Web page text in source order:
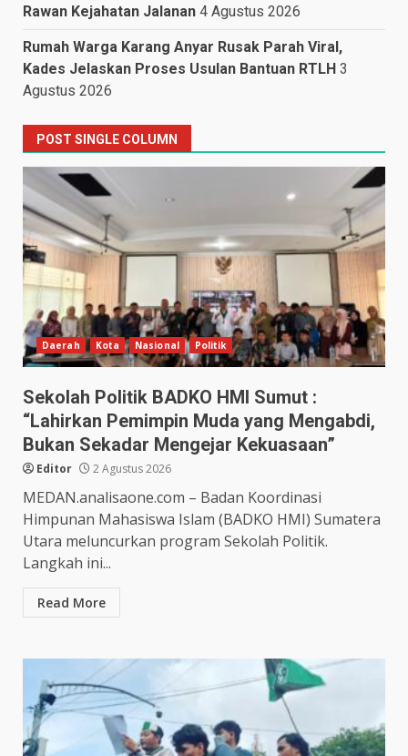
Rawan Kejahatan Jalanan 4 Agustus 2026
Rumah Warga Karang Anyar Rusak Parah Viral,
Kades Jelaskan Proses Usulan Bantuan RTLH 3
Agustus 2026
POST SINGLE COLUMN
Daerah Kota Nasional Politik
Sekolah Politik BADKO HMI Sumut :
“Lahirkan Pemimpin Muda yang Mengabdi,
Bukan Sekadar Mengejar Kekuasaan”
Editor 2 Agustus 2026
MEDAN.analisaone.com – Badan Koordinasi
Himpunan Mahasiswa Islam (BADKO HMI) Sumatera
Utara meluncurkan program Sekolah Politik.
Langkah ini...
Read More